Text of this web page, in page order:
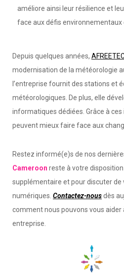
améliore ainsi leur résilience et
face aux défis environnementaux
Depuis quelques années,
modernisation de la météorologie
l’entreprise fournit des stations et
météorologiques. De plus, elle
informatiques dédiées. Grâce à
peuvent mieux faire face aux
Restez informé(e)s de nos
Cameroon reste à votre
supplémentaire et pour discuter de
numériques. Contactez-nousdès
comment nous pouvons vous
entreprise.